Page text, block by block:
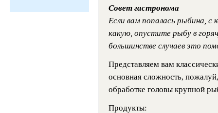
Совет гастронома
Если вам попалась рыбина, с
какую, опустите рыбу в
большинстве случаев это
Представляем вам
основная сложность,
обработке головы крупной
Продукты: